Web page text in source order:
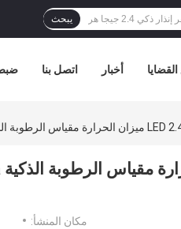
يبحث
اتصل بنا أخبار
مكان المنشأ: